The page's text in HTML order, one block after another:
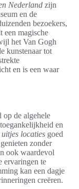
Nederland zijn
en de
bezoekers,
een magische
het Van Gogh
kunstenaar tot
en is een waar
op de algehele
en
uitjes locaties goed
zonder
ook waardevol
ervaringen te
kan een dagje
creëren.